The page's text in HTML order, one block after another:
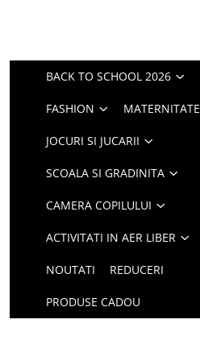
BACK TO SCHOOL 2026
FASHION MATERNITATE
JOCURI SI JUCARII
SCOALA SI GRADINITA
CAMERA COPILULUI
ACTIVITATI IN AER LIBER
NOUTATI REDUCERI
PRODUSE CADOU